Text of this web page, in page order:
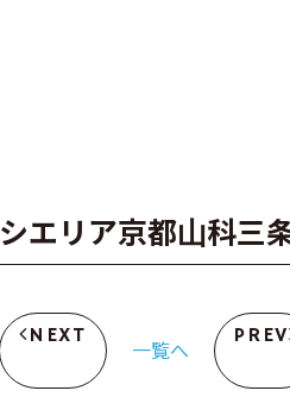
シエリア京都山科三
NEXT
一覧へ
PREV